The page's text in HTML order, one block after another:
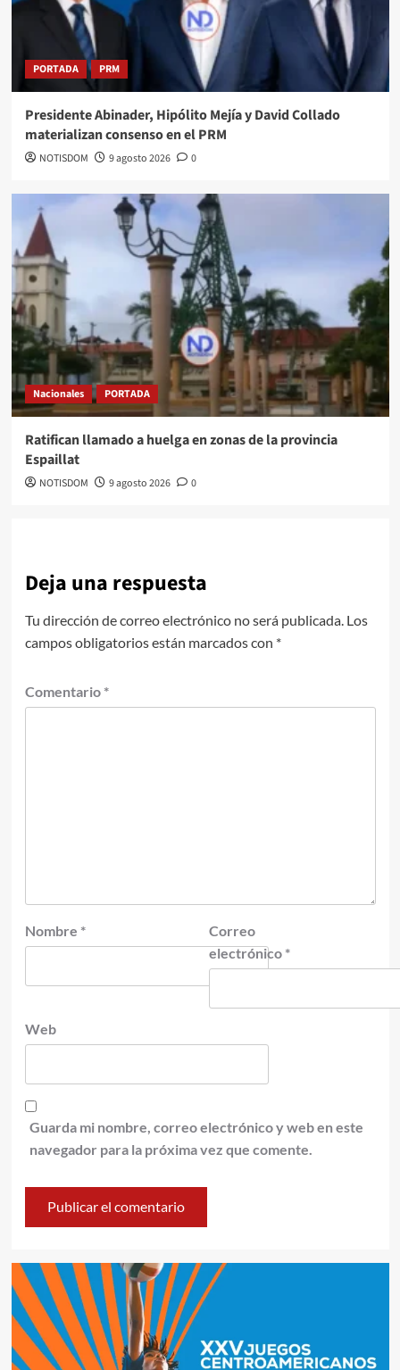
PORTADA PRM
Presidente Abinader, Hipólito Mejía y David Collado
materializan consenso en el PRM
NOTISDOM 9 agosto 2026 0
Nacionales PORTADA
Ratifican llamado a huelga en zonas de la provincia
Espaillat
NOTISDOM 9 agosto 2026 0
Deja una respuesta
Tu dirección de correo electrónico no será publicada. Los
campos obligatorios están marcados con *
Comentario *
Nombre *
Correo
electrónico *
Web
Guarda mi nombre, correo electrónico y web en este
navegador para la próxima vez que comente.